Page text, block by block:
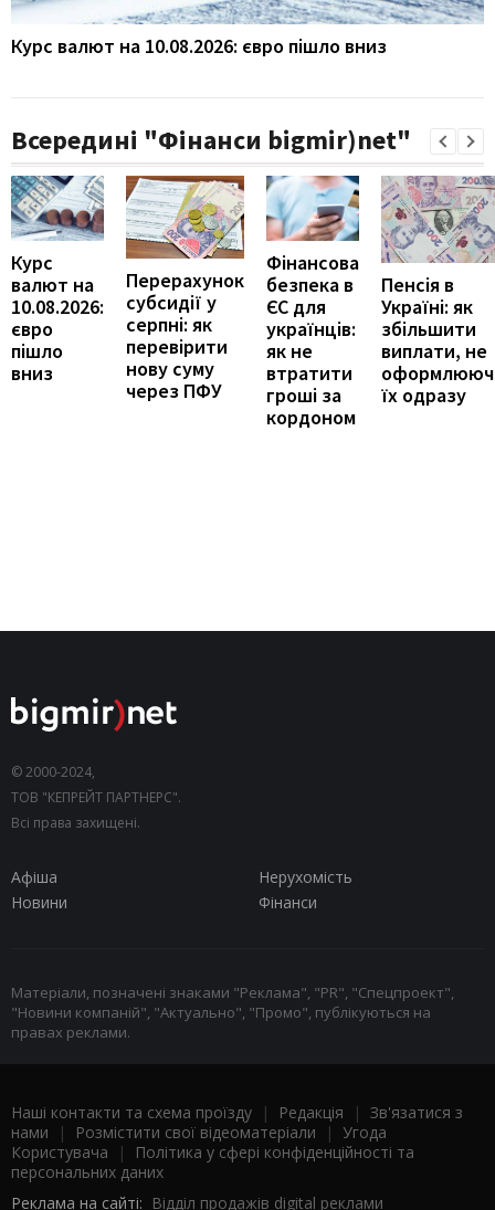
Курс валют на 10.08.2026: євро пішло вниз
Всередині "Фінанси bigmir)net"
Курс
валют на
10.08.2026:
євро
пішло
вниз
Перерахунок
субсидії у
серпні: як
перевірити
нову суму
через ПФУ
Фінансова
безпека в
ЄС для
українців:
як не
втратити
гроші за
кордоном
Пенсія в
Україні: як
збільшити
виплати, не
їх одразу
© 2000-2024,
ТОВ "КЕПРЕЙТ ПАРТНЕРС".
Всі права захищені.
Афіша
Нерухомість
Новини
Фінанси
Матеріали, позначені знаками "Реклама", "PR", "Спецпроект",
"Новини компаній", "Актуально", "Промо", публікуються на
правах реклами.
Наші контакти та схема проїзду | Редакція | Зв'язатися з
нами | Розмістити свої відеоматеріали | Угода
Користувача |
Політика у сфері конфіденційності та
персональних даних
Реклама на сайті: Відділ продажів digital реклами